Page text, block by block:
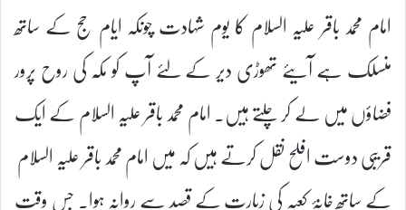
امام محمد باقر علیہ السلام کا یوم شہادت چونکہ ایام حج کے ساتھ
منسلک ہے آیئے تھوڑی دیر کے لئے آپ کو مکّہ کی روح پرور
فضاؤں میں لے کر چلتے ہیں۔ امام محمد باقر علیہ السلام کے ایک
قریبی دوست افلح نقل کرتے ہیں کہ میں امام محمد باقر علیہ السلام
کے ساتھ خانۂ کعبہ کی زیارت کے قصد سے روانہ ہوا۔ جس وقت